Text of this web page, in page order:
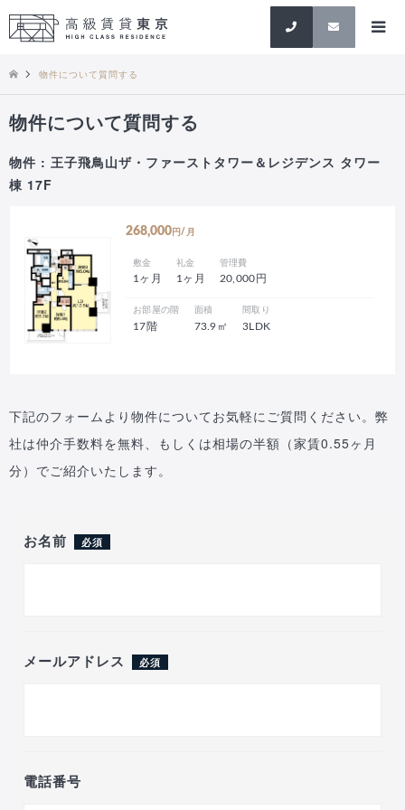
検索
物件について質問する
物件について質問する
物件 : 王子飛鳥山ザ・ファーストタワー＆レジデンス タワー
棟 17F
268,000 円/月
敷金
1ヶ月
礼金
1ヶ月
管理費
20,000円
お部屋の階
17階
面積
73.9㎡
間取り
3LDK
下記のフォームより物件についてお気軽にご質問ください。弊
社は仲介手数料を無料、もしくは相場の半額（家賃0.55ヶ月
分）でご紹介いたします。
お名前 必須
メールアドレス 必須
電話番号